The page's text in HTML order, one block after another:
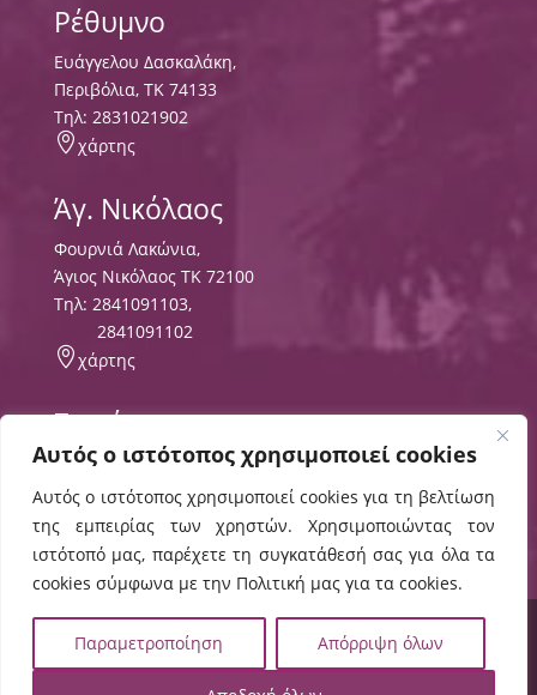
Αυτός ο ιστότοπος χρησιμοποιεί cookies
Αυτός ο ιστότοπος χρησιμοποιεί cookies για τη βελτίωση
της εμπειρίας των χρηστών. Χρησιμοποιώντας τον
ιστότοπό μας, παρέχετε τη συγκατάθεσή σας για όλα τα
cookies σύμφωνα με την Πολιτική μας για τα cookies.
Παραμετροποίηση Απόρριψη όλων
Ρέθυμνο
Ευάγγελου Δασκαλάκη,
Περιβόλια, ΤΚ 74133
Tηλ: 2831021902
χάρτης
Άγ. Νικόλαος
Φουρνιά Λακώνια,
Άγιος Νικόλαος ΤΚ 72100
Τηλ: 2841091103,
2841091102
χάρτης
Σητεία
Περιοχή Τρυπητός
ΤΘ 8556 ΤΚ 72300,
Τηλ:2843029497
 χάρτης
© 2024 ΕΛΜΕΠΑ |Πολιτική Cookies,Όροι Χρήσης
Δήλωση Προσβασιμότητας